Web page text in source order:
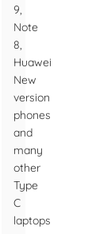
9,
Note
8,
Huawei
New
version
phones
and
many
other
Type
C
laptops